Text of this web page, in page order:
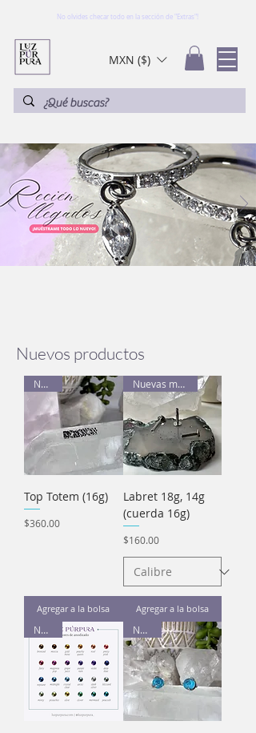
No olvides checar todo en la sección de "Extras"!
MXN ($)
Ir
Nuevos productos
Nuevo
Top Totem (16g)
Precio
$360.00
Agregar a la bolsa
Nuevas medidas
Labret 18g, 14g
(cuerda 16g)
Precio
$160.00
Agregar a la bolsa
Nuevo Nuevo